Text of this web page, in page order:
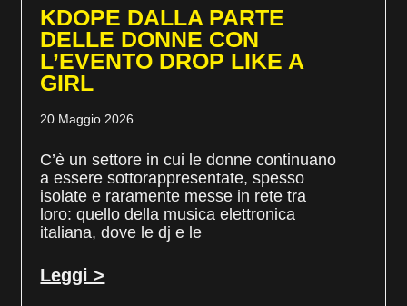
KDOPE DALLA PARTE
DELLE DONNE CON
L’EVENTO DROP LIKE A
GIRL
20 Maggio 2026
C’è un settore in cui le donne continuano
a essere sottorappresentate, spesso
isolate e raramente messe in rete tra
loro: quello della musica elettronica
italiana, dove le dj e le
Leggi >